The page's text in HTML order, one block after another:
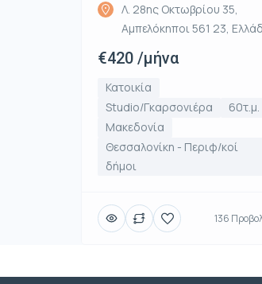
Λ. 28ης Οκτωβρίου 35,
Αμπελόκηποι 561 23,
€420 /μήνα
Κατοικία
Studio/Γκαρσονιέρα
60τ.μ.
Μακεδονία
Θεσσαλονίκη - Περιφ/κοί
δήμοι
136